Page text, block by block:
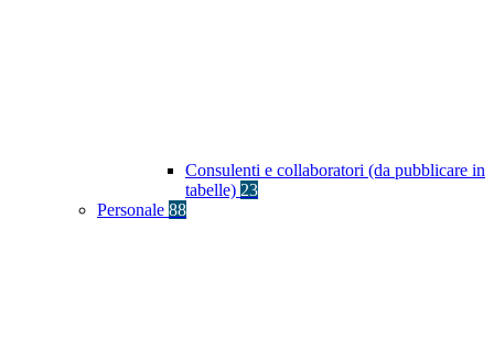
Consulenti e collaboratori (da pubblicare in
tabelle) 23
Personale 88